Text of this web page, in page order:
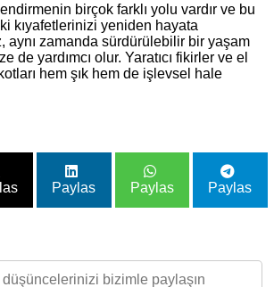
birçok farklı yolu vardır ve bu
kıyafetlerinizi yeniden hayata
aynı zamanda sürdürülebilir bir yaşam
de yardımcı olur. Yaratıcı fikirler ve el
hem şık hem de işlevsel hale
Paylas Paylas Paylas